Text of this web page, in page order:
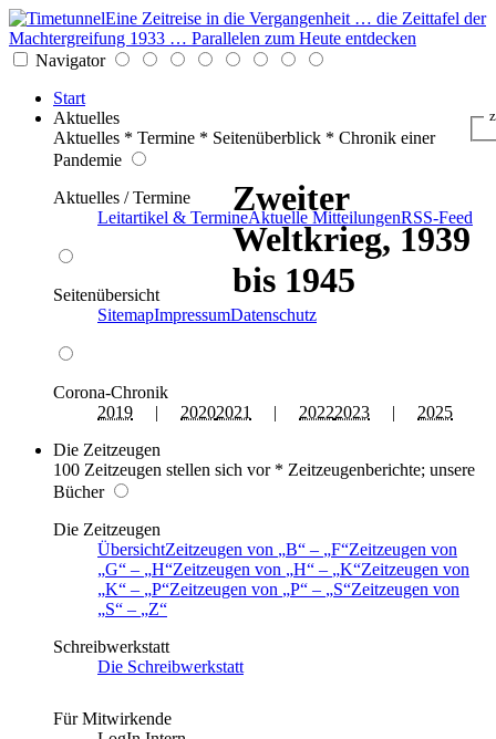
Eine Zeitreise in die Vergangenheit … die Zeittafel der
Machtergreifung 1933 … Parallelen zum Heute entdecken
Navigator
Start
Aktuelles
Aktuelles * Termine * Seitenüberblick * Chronik einer
Pandemie
Aktuelles / Termine
Leitartikel & TermineAktuelle MitteilungenRSS-Feed
Seitenübersicht
SitemapImpressumDatenschutz
Corona-Chronik
2019 | 20202021 | 20222023 | 2025
Die Zeitzeugen
100 Zeitzeugen stellen sich vor * Zeitzeugenberichte; unsere
Bücher
Die Zeitzeugen
ÜbersichtZeitzeugen von B – F Zeitzeugen von
G
– H Zeitzeugen von H – K Zeitzeugen von
K
– P Zeitzeugen von P – S Zeitzeugen von
S
–
Z
Schreibwerkstatt
Die Schreibwerkstatt
Für Mitwirkende
Zweiter
Weltkrieg, 1939
bis 1945